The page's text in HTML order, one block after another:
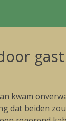
kwam
dat beiden